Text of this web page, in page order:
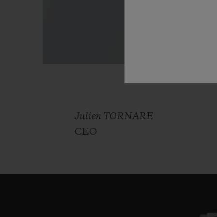
Julien TORNARE
CEO